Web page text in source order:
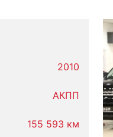
2010
АКПП
155 593 км